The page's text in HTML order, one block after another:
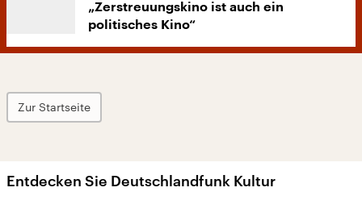
„Zerstreuungskino ist auch ein
politisches Kino“
Zur Startseite
Entdecken Sie Deutschlandfunk Kultur